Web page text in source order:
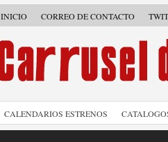
INICIO CORREO DE CONTACTO
CALENDARIOS ESTRENOS